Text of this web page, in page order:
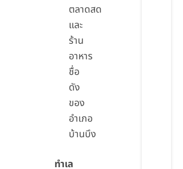
ตลาดสด
และ
ร้าน
อาหาร
ชื่อ
ดัง
ของ
อำเภอ
บ้านบึง
ทำเล